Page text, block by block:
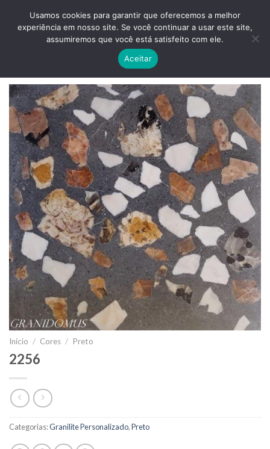
0
Início / Cores / Preto
2256
Categorias:Granilite Personalizado,Preto
Usamos cookies para garantir que oferecemos a melhor
experiência em nosso site. Se você continuar a usar este site,
assumiremos que você está satisfeito com ele.
Aceitar